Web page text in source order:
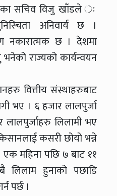
सचिव विजु खाँडले ः
अनिवार्य छ ।
नकारात्मक छ । देशमा
राज्यको कार्यन्वयन
वित्तीय संस्थाहरुबाट
भए । ६ हजार लालपुर्जा
लिलामी भए
कसरी छोयो भन्ने
महिना पछि ७ बाट ११
लिलाम हुनाको पछाडि
पर्छ ।